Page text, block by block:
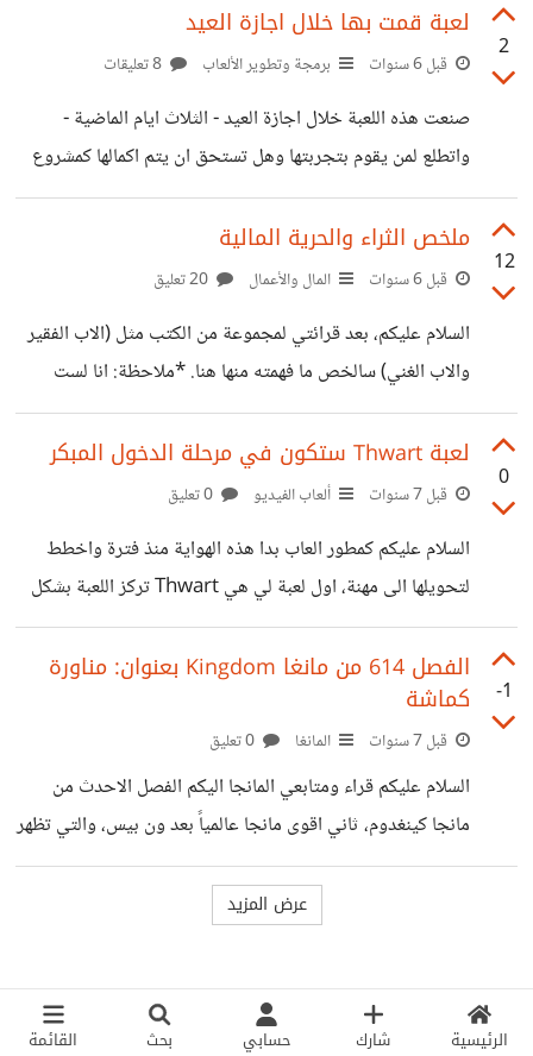
الرئيسية شارك حسابي بحث القائمة
العدد كانت ترد لي 1$ يومياً من قوقل، مبلغ محترم بالنسبة
للموقع وضمن اهدافي وتوقعاتي في الوقت الحالي اردت اعادة
توسيعه من خلال تلك الارباح المشكلة هي ان عدد الارباح من
هذه النقرات اقل بكثير من المتوقع كنت اعتقد ان متوسط الارباح
لكل الف مشاهدة =
2
لعبة قمت بها خلال اجازة العيد
قبل 6 سنوات برمجة وتطوير الألعاب
صنعت هذه اللعبة خلال اجازة العيد - الثلاث ايام الماضية -
واتطلع لمن يقوم بتجربتها وهل تستحق ان يتم اكمالها كمشروع
نهائي او لا؟ فيديو اللعبة ورابط التحميل
https://mangaka3rb.itch.io/feud-of-cube
12
ملخص الثراء والحرية المالية
قبل 6 سنوات المال والأعمال
السلام عليكم، بعد قرائتي لمجموعة من الكتب مثل (الاب الفقير
والاب الغني) سالخص ما فهمته منها هنا. *ملاحظة: انا لست
كاتب او ناقد أو عالم حتى، لذا يمكنكم عدم التدقيق بالتفاصيل
والامثلة، ومحاولة فهم المعنى العام ومناقشته بشكل اساسي.*
الحرية المالية هي القدرة على العيش دون ان تكون مجبر على
التي تستطيع ان تعيشها بدون عمل (حتى ينتهي مالك) لكن لو
كان لديك مصدر دخل، فعدد الايام ستصبح
0
لعبة Thwart ستكون في مرحلة الدخول المبكر
قبل 7 سنوات ألعاب الفيديو
السلام عليكم كمطور العاب بدا هذه الهواية منذ فترة واخطط
لتحويلها الى مهنة، اول لعبة لي هي Thwart تركز اللعبة بشكل
اساسي على مواجهة مستوى عالي من الذكاء الاصطناعي للاعداء،
في تصرفاتهم وتفاعلهم معك! بدءاً من انعدام الذكاء الى مستوى
لايمكنك الفوز فيه بطريقة عادية. وهي من نوع (اطلاق نار
واحدة ستجعلك تعيش تجربة مختلفة، مابين الهجوم المباشر
والاقتحام والدفاع والهروب وغيره. لكن تطوير الالعاب صعب
-1
الفصل 614 من مانغا Kingdom بعنوان: مناورة
كماشة
قبل 7 سنوات المانغا
السلام عليكم قراء ومتابعي المانجا اليكم الفصل الاحدث من
مانجا كينغدوم، ثاني اقوى مانجا عالمياً بعد ون بيس، والتي تظهر
حركة مفاجئة من ريبوكو يفاجئ بها اوسن! ويعادل الكفة